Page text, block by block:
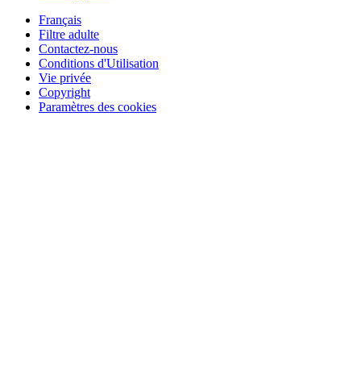
Français
Filtre adulte
Contactez-nous
Conditions d'Utilisation
Vie privée
Copyright
Paramètres des cookies